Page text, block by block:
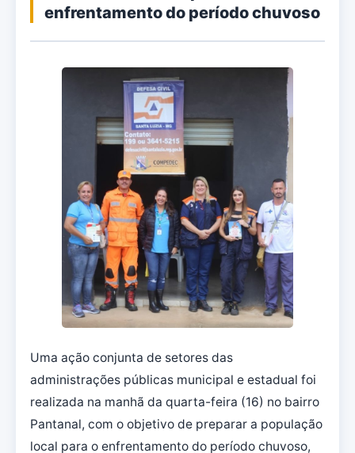
enfrentamento do período chuvoso
Uma ação conjunta de setores das
administrações públicas municipal e estadual foi
realizada na manhã da quarta-feira (16) no bairro
Pantanal, com o objetivo de preparar a população
local para o enfrentamento do período chuvoso,